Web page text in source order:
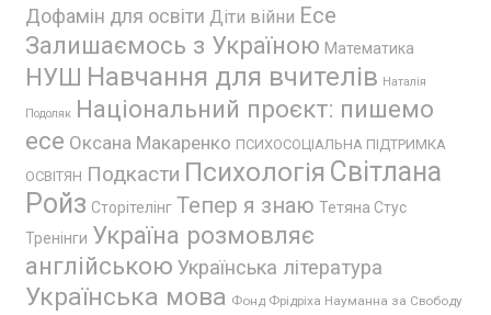
Дофамін для освіти Діти війни Есе
Залишаємось з Україною Математика
НУШ Навчання для вчителів Наталія
Подоляк Національний проєкт: пишемо
есе Оксана Макаренко ПСИХОСОЦІАЛЬНА ПІДТРИМКА
ОСВІТЯН Подкасти Психологія Світлана
Ройз Сторітелінг Тепер я знаю Тетяна Стус
Тренінги Україна розмовляє
англійською Українська література
Українська мова Фонд Фрідріха Науманна за Свободу